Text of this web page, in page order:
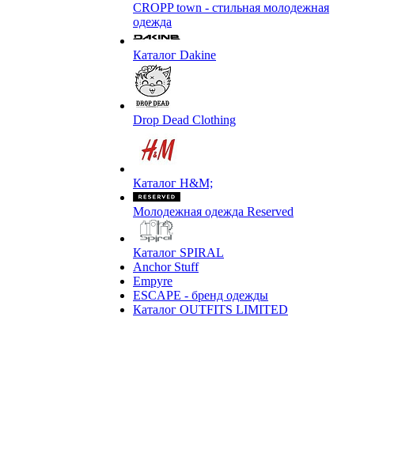
CROPP town - стильная молодежная
одежда
Каталог Dakine
Drop Dead Clothing
Каталог H&M;
Молодежная одежда Reserved
Каталог SPIRAL
Anchor Stuff
Empyre
ESCAPE - бренд одежды
Каталог OUTFITS LIMITED